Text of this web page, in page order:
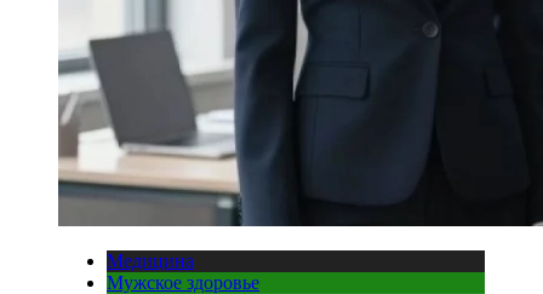
Медицина
Мужское здоровье